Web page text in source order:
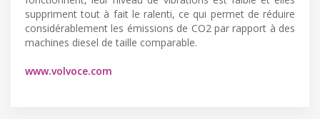
suppriment tout à fait le ralenti, ce qui permet de réduire
considérablement les émissions de CO2 par rapport à des
machines diesel de taille comparable.
www.volvoce.com